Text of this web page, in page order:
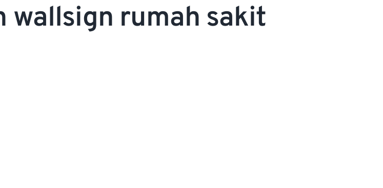
wallsign rumah sakit